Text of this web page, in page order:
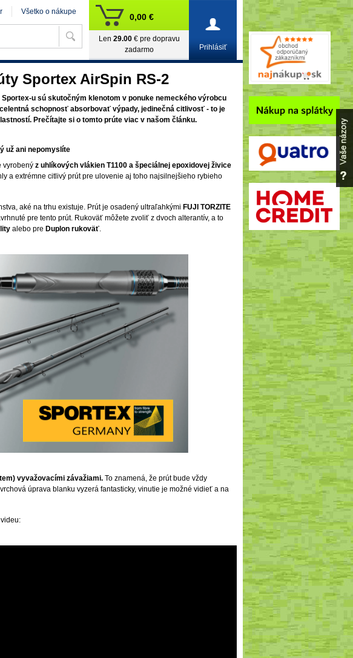
Prihlásiť
0,00 €
Len 29.00€ pre dopravu
zadarmo
Sportex AirSpin RS-2
u sú skutočným klenotom v ponuke nemeckého výrobcu
schopnosť absorbovať výpady, jedinečná citlivosť - to je
Prečítajte si o tomto prúte viac v našom článku.
už ani nepomyslíte
vyrobený z uhlíkových vlákien T1100 a špeciálnej epoxidovej živice
a extrémne citlivý prút pre ulovenie aj toho najsilnejšieho rybieho
aké na trhu existuje. Prút je osadený ultraľahkými FUJI TORZITE
pre tento prút. Rukoväť môžete zvoliť z dvoch alterantív, a to
alebo pre Duplon rukoväť.
vyvažovacími závažiami. To znamená, že prút bude vždy
úprava blanku vyzerá fantasticky, vinutie je možné vidieť a na
Všetko o nákupe